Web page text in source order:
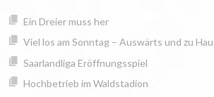
springen
zum
Inhalt
Ein Dreier muss her
Viel los am Sonntag – Auswärts und zu
Saarlandliga Eröffnungsspiel
Hochbetrieb im Waldstadion